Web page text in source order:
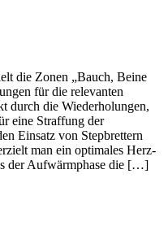
die Zonen „Bauch, Beine
für die relevanten
durch die Wiederholungen,
eine Straffung der
Einsatz von Stepbrettern
man ein optimales Herz-
der Aufwärmphase die […]